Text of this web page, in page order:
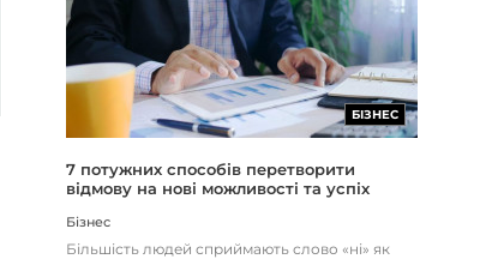
БІЗНЕС
7 потужних способів перетворити
відмову на нові можливості та успіх
Бізнес
Більшість людей сприймають слово «ні» як